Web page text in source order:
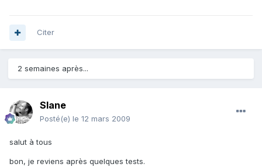
Citer
2 semaines après...
Slane
Posté(e) le 12 mars 2009
salut à tous
bon, je reviens après quelques tests.